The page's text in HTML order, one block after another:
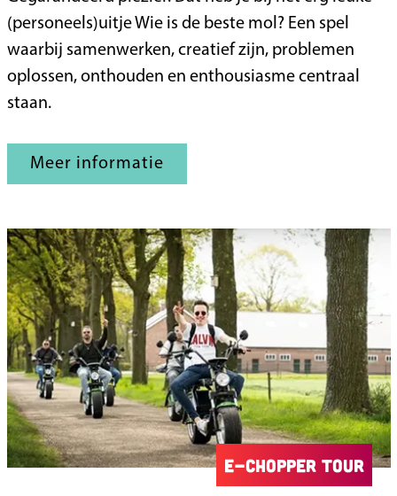
i
e
i
s
b
s
t
e
m
o
l
?
(personeels)uitje Wie is de beste mol? Een spel
waarbij samenwerken, creatief zijn, problemen
oplossen, onthouden en enthousiasme centraal
staan.
Meer informatie
E-chopper tour